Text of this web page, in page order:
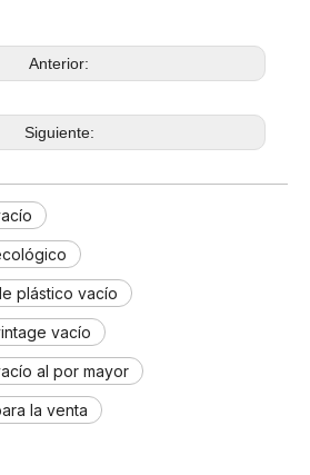
Anterior:
Siguiente:
plástico vacío
vacío
al por mayor
la venta